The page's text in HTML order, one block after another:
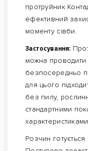
протруйник
ефективний
моменту сівби.
Застосування:
можна проводити
безпосередньо
для цього
без пилу,
стандартними
Розчин